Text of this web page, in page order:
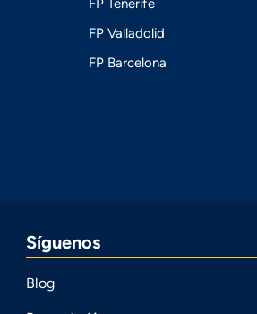
FP Valladolid
FP Barcelona
Síguenos
Blog